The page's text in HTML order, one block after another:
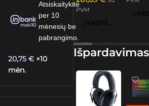
Atsiskaitykite
per 10
mėnesių be
pabrangimo.
20,75€ ×10
mėn.
PVM
Į KREPŠELĮ
Išpardavimas